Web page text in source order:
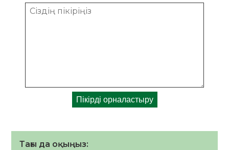
Тағы да оқыңыз: